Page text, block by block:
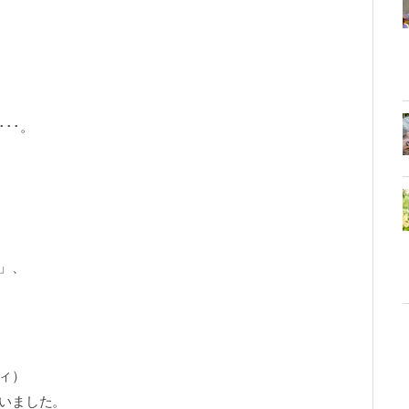
･。
、
）
ました。